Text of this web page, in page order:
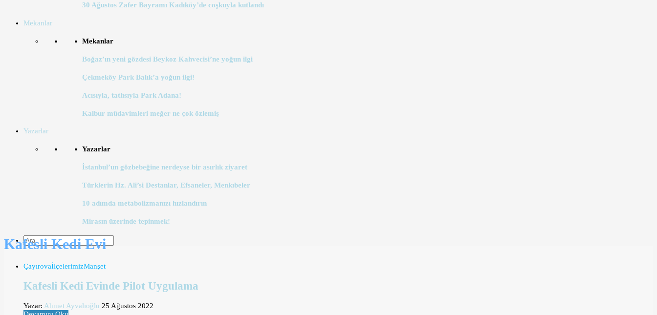
30 Ağustos Zafer Bayramı Kadıköy’de coşkuyla kutlandı
Mekanlar
Mekanlar
Boğaz’ın yeni gözdesi Beykoz Kahvecisi’ne yoğun ilgi
Çekmeköy Park Balık’a yoğun ilgi!
Acısıyla, tatlısıyla Park Adana!
Kalbur müdavimleri meğer ne çok özlemiş
Yazarlar
Yazarlar
İstanbul’un gözbebeğine nerdeyse bir asırlık ziyaret
Türklerin Hz. Ali’si Destanlar, Efsaneler, Menkıbeler
10 adımda metabolizmanızı hızlandırın
Mirasın üzerinde tepinmek!
Kafesli Kedi Evi
ÇayırovaİlçelerimizManşet
Kafesli Kedi Evinde Pilot Uygulama
Yazar: Ahmet Ayvalıoğlu 25 Ağustos 2022